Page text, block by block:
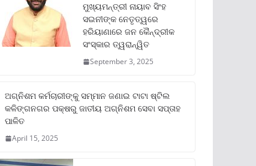
ମୁଖ୍ୟମନ୍ତ୍ରୀ ନାୟାବ ସିଂହ
ସଇନୀଙ୍କ ନେତୃତ୍ୱରେ
ହରିୟାଣାରେ ଜନ କୈନ୍ଦ୍ରୀକ
ସଂସ୍କାର ତ୍ୱରାନ୍ୱିତ
September 3, 2025
ଅଗ୍ନିଶମ କର୍ମଚାରୀଙ୍କୁ ସମ୍ମାନ ଜଣାଇ ଟାଟା ଷ୍ଟିଲ
କଳିଙ୍ଗନଗର ପକ୍ଷରୁ ଜାତୀୟ ଅଗ୍ନିଶମ ସେବା ସପ୍ତାହ
ପାଳିତ
April 15, 2025